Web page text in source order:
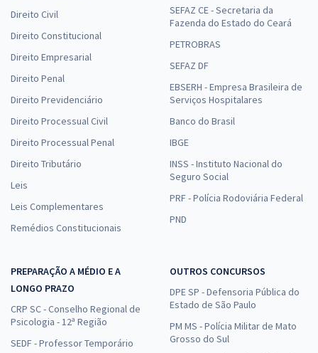
Direito Civil
Direito Constitucional
Direito Empresarial
Direito Penal
Direito Previdenciário
Direito Processual Civil
Direito Processual Penal
Direito Tributário
Leis
Leis Complementares
Remédios Constitucionais
SEFAZ CE - Secretaria da
Fazenda do Estado do Ceará
PETROBRAS
SEFAZ DF
EBSERH - Empresa Brasileira de
Serviços Hospitalares
Banco do Brasil
IBGE
INSS - Instituto Nacional do
Seguro Social
PRF - Polícia Rodoviária Federal
PND
PREPARAÇÃO A MÉDIO E A
LONGO PRAZO
CRP SC - Conselho Regional de
Psicologia - 12ª Região
SEDF - Professor Temporário
OUTROS CONCURSOS
DPE SP - Defensoria Pública do
Estado de São Paulo
PM MS - Polícia Militar de Mato
Grosso do Sul